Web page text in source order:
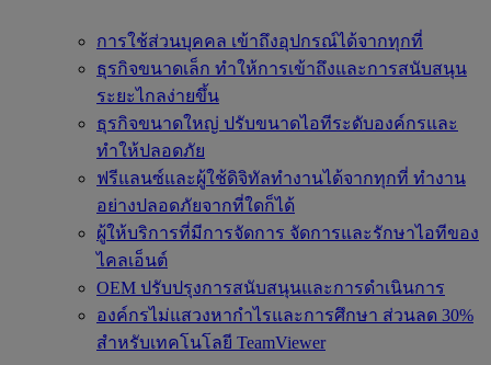
การใช้ส่วนบุคคล เข้าถึงอุปกรณ์ได้จากทุกที่
ธุรกิจขนาดเล็ก ทำให้การเข้าถึงและการสนับสนุน
ระยะไกลง่ายขึ้น
ธุรกิจขนาดใหญ่ ปรับขนาดไอทีระดับองค์กรและ
ทำให้ปลอดภัย
ฟรีแลนซ์และผู้ใช้ดิจิทัลทำงานได้จากทุกที่ ทำงาน
อย่างปลอดภัยจากที่ใดก็ได้
ผู้ให้บริการที่มีการจัดการ จัดการและรักษาไอทีของ
ไคลเอ็นต์
OEM ปรับปรุงการสนับสนุนและการดำเนินการ
องค์กรไม่แสวงหากำไรและการศึกษา ส่วนลด 30%
สำหรับเทคโนโลยี TeamViewer